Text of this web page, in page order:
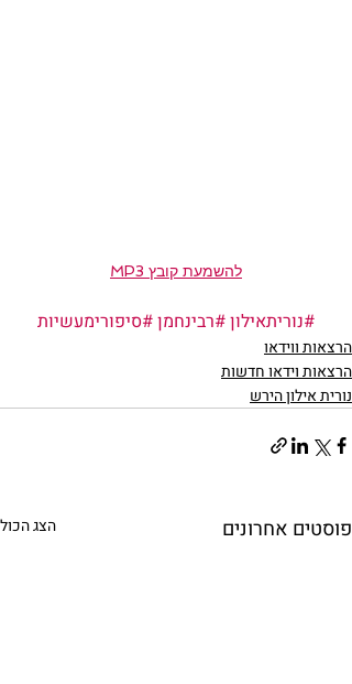
להשמעת קובץ MP3
#נוריתאילון#רבינחמן#סיפורימעשיות
הרצאות ווידאו
הרצאות וידאו חדשות
נורית אילון הירש
פוסטים אחרונים הצג הכול